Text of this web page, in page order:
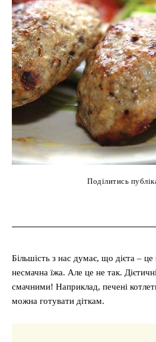
Поділитись
Більшість з нас думає, що дієта – це
несмачна їжа. Але це не так.
смачними! Наприклад, печені
можна готувати діткам.